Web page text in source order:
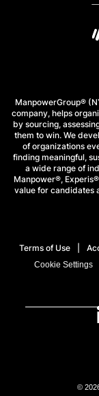
ManpowerGroup®
company, helps
by sourcing,
them to win. We
of organizations
finding meaningful,
a wide range of
Manpower®,
value for candidates
Terms of Use
Cookie Settings
©